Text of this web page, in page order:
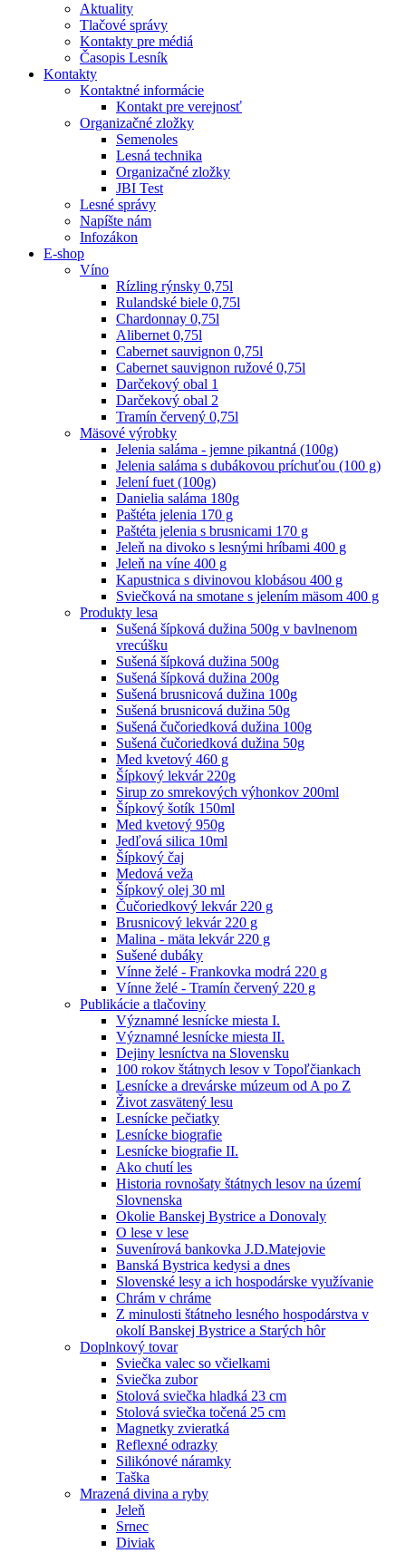
Aktuality
Tlačové správy
Kontakty pre médiá
Časopis Lesník
Kontakty
Kontaktné informácie
Kontakt pre verejnosť
Organizačné zložky
Semenoles
Lesná technika
Organizačné zložky
JBI Test
Lesné správy
Napíšte nám
Infozákon
E-shop
Víno
Rízling rýnsky 0,75l
Rulandské biele 0,75l
Chardonnay 0,75l
Alibernet 0,75l
Cabernet sauvignon 0,75l
Cabernet sauvignon ružové 0,75l
Darčekový obal 1
Darčekový obal 2
Tramín červený 0,75l
Mäsové výrobky
Jelenia saláma - jemne pikantná (100g)
Jelenia saláma s dubákovou príchuťou (100 g)
Jelení fuet (100g)
Danielia saláma 180g
Paštéta jelenia 170 g
Paštéta jelenia s brusnicami 170 g
Jeleň na divoko s lesnými hríbami 400 g
Jeleň na víne 400 g
Kapustnica s divinovou klobásou 400 g
Sviečková na smotane s jelením mäsom 400 g
Produkty lesa
Sušená šípková dužina 500g v bavlnenom
vrecúšku
Sušená šípková dužina 500g
Sušená šípková dužina 200g
Sušená brusnicová dužina 100g
Sušená brusnicová dužina 50g
Sušená čučoriedková dužina 100g
Sušená čučoriedková dužina 50g
Med kvetový 460 g
Šípkový lekvár 220g
Sirup zo smrekových výhonkov 200ml
Šípkový šotík 150ml
Med kvetový 950g
Jedľová silica 10ml
Šípkový čaj
Medová veža
Šípkový olej 30 ml
Čučoriedkový lekvár 220 g
Brusnicový lekvár 220 g
Malina - mäta lekvár 220 g
Sušené dubáky
Vínne želé - Frankovka modrá 220 g
Vínne želé - Tramín červený 220 g
Publikácie a tlačoviny
Významné lesnícke miesta I.
Významné lesnícke miesta II.
Dejiny lesníctva na Slovensku
100 rokov štátnych lesov v Topoľčiankach
Lesnícke a drevárske múzeum od A po Z
Život zasvätený lesu
Lesnícke pečiatky
Lesnícke biografie
Lesnícke biografie II.
Ako chutí les
Historia rovnošaty štátnych lesov na území
Slovnenska
Okolie Banskej Bystrice a Donovaly
O lese v lese
Suvenírová bankovka J.D.Matejovie
Banská Bystrica kedysi a dnes
Slovenské lesy a ich hospodárske využívanie
Chrám v chráme
Z minulosti štátneho lesného hospodárstva v
okolí Banskej Bystrice a Starých hôr
Doplnkový tovar
Sviečka valec so včielkami
Sviečka zubor
Stolová sviečka hladká 23 cm
Stolová sviečka točená 25 cm
Magnetky zvieratká
Reflexné odrazky
Silikónové náramky
Taška
Mrazená divina a ryby
Jeleň
Srnec
Diviak